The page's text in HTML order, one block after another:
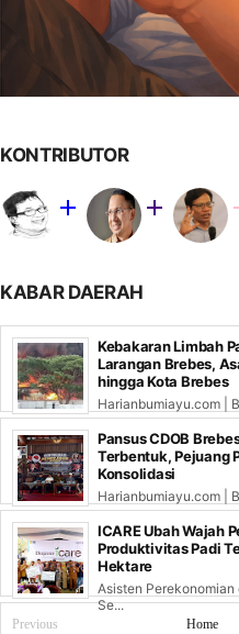
KONTRIBUTOR
KABAR DAERAH
Kebakaran Limbah
Larangan Brebes,
hingga Kota Brebes
Harianbumiayu.com |
Pansus CDOB
Terbentuk, Pejuang
Konsolidasi
Harianbumiayu.com |
ICARE Ubah Wajah
Produktivitas Padi
Hektare
Asisten Perekonomian
Se...
Previous Home